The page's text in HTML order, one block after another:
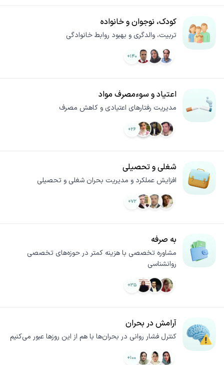
کودک، نوجوان و خانواده
تربیت، والدگری و بهبود روابط خانوادگی
اعتیاد و سوء‌مصرف مواد
مدیریت رفتارهای اعتیادی و کاهش مصرف
شغلی و تحصیلی
افزایش عملکرد و مدیریت بحران شغلی و تحصیلی
به صرفه
مشاوره تخصصی با هزینه کمتر در حوزه‌های تخصصی
روانشناسی
آرامش در بحران
کنترل فشار روانی در بحران‌ها با هم از این روزها عبور می‌کنیم